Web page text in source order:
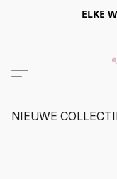
ELKE
NIEUWE